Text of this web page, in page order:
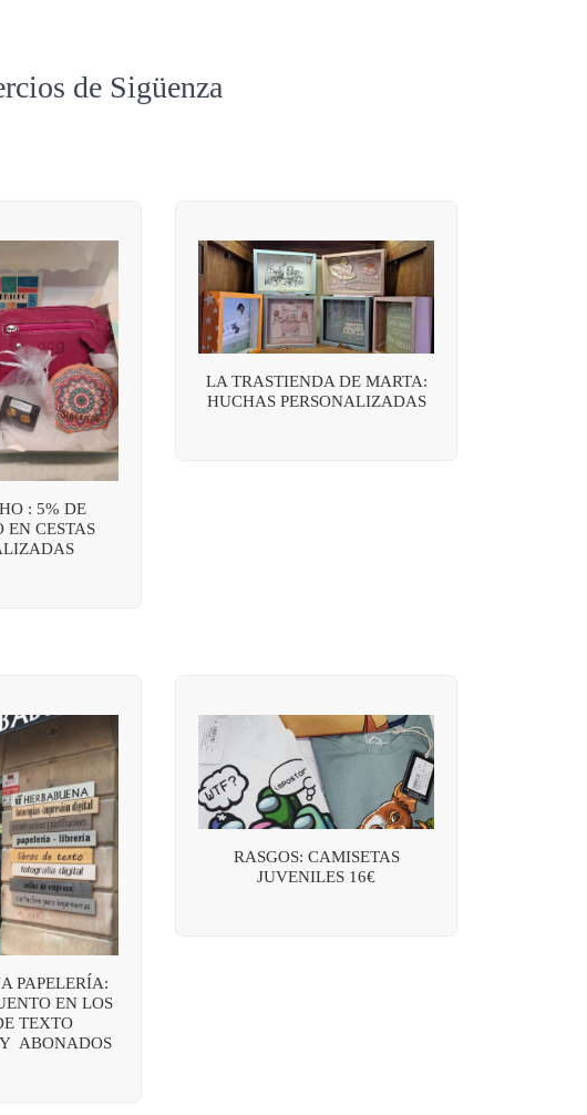
de Sigüenza
: 5% DE
EN CESTAS
LA TRASTIENDA DE MARTA:
HUCHAS PERSONALIZADAS
PAPELERÍA:
EN LOS
TEXTO
Y ABONADOS
RASGOS: CAMISETAS
JUVENILES 16€